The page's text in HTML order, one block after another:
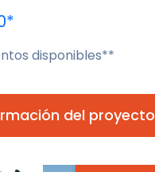
disponibles**
del proyecto